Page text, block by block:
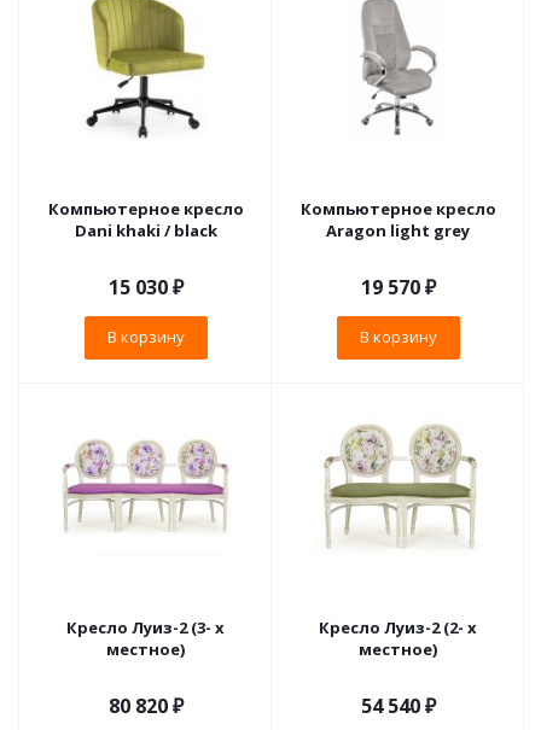
Компьютерное кресло
Dani khaki / black
15 030₽
В корзину
Компьютерное кресло
Aragon light grey
19 570₽
В корзину
Кресло Луиз-2 (3- х
местное)
80 820 ₽
Кресло Луиз-2 (2- х
местное)
54 540 ₽